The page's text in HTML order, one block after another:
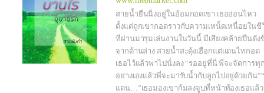
สายน้ำยืนนิ่งอยู่ในอ้อมกอดเขา เธออ่อนไหว
ตั้งแต่ถูกเขากอดราวกับความเหน็ดเหนื่อยในชี
ที่ผ่านมารุมเล่นงานในวันนี้ มีเสียงคล้ายปืนดัง
จากด้านล่าง สายน้ำสะดุ้งเฮือกแต่แดนไทกอด
เธอไว้แล้วพาไปนั่งลง “รออยู่ที่นี่ พี่จะจัดการทุ
อย่างเองแล้วพี่จะมารับน้ำกับลูกไปอยู่ด้วยกัน
แดน…”เธอมองเขาก้มลงจูบที่หน้าท้องเธอแล้ว